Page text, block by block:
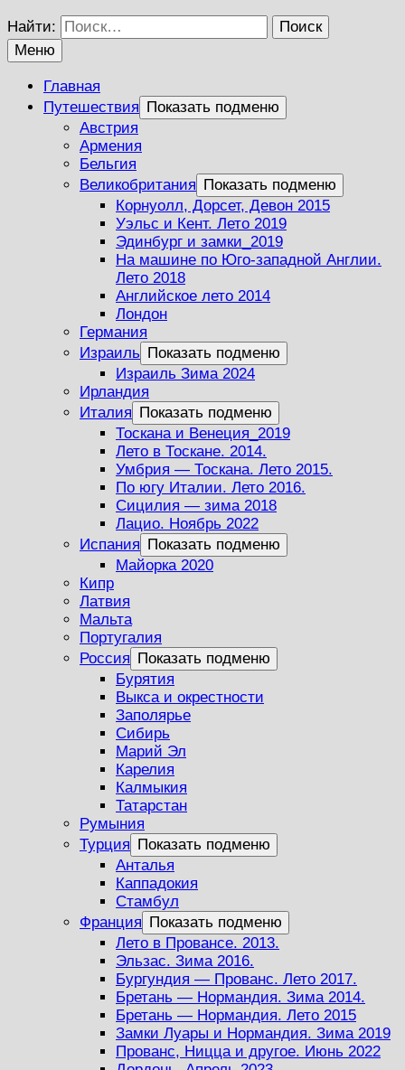
Найти:
Меню
Главная
Путешествия Показать подменю
Австрия
Армения
Бельгия
Великобритания Показать подменю
Корнуолл, Дорсет, Девон 2015
Уэльс и Кент. Лето 2019
Эдинбург и замки_2019
На машине по Юго-западной Англии.
Лето 2018
Английское лето 2014
Лондон
Германия
Израиль Показать подменю
Израиль Зима 2024
Ирландия
Италия Показать подменю
Тоскана и Венеция_2019
Лето в Тоскане. 2014.
Умбрия — Тоскана. Лето 2015.
По югу Италии. Лето 2016.
Сицилия — зима 2018
Лацио. Ноябрь 2022
Испания Показать подменю
Майорка 2020
Кипр
Латвия
Мальта
Португалия
Россия Показать подменю
Бурятия
Выкса и окрестности
Заполярье
Сибирь
Марий Эл
Карелия
Калмыкия
Татарстан
Румыния
Турция Показать подменю
Анталья
Каппадокия
Стамбул
Франция Показать подменю
Лето в Провансе. 2013.
Эльзас. Зима 2016.
Бургундия — Прованс. Лето 2017.
Бретань — Нормандия. Зима 2014.
Бретань — Нормандия. Лето 2015
Замки Луары и Нормандия. Зима 2019
Прованс, Ницца и другое. Июнь 2022